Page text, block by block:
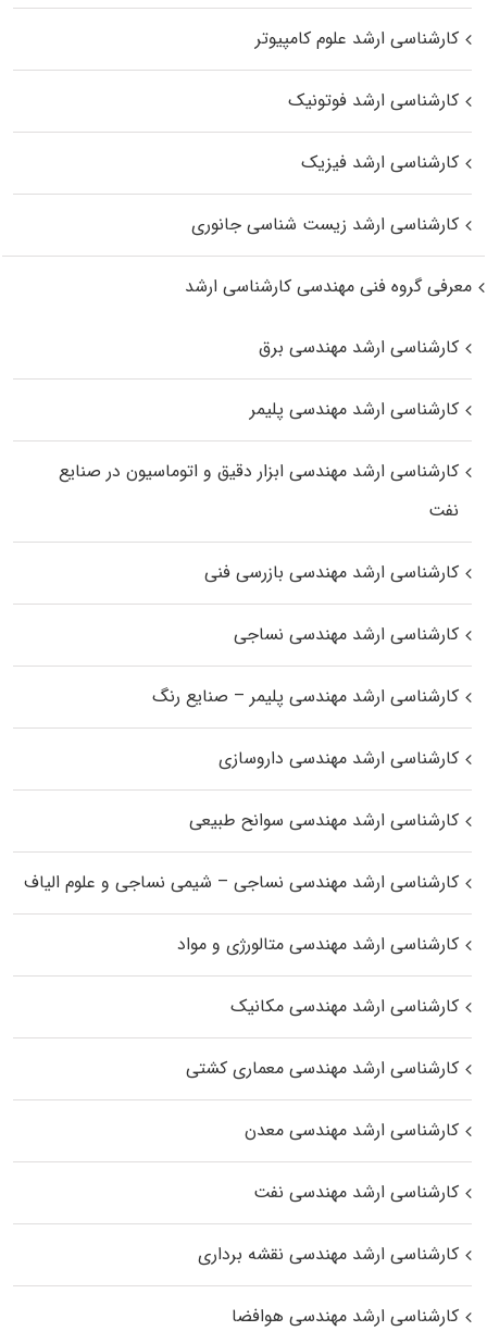
کارشناسی ارشد علوم کامپیوتر
کارشناسی ارشد فوتونیک
کارشناسی ارشد فیزیک
کارشناسی ارشد زیست‌ شناسی جانوری
معرفی گروه فنی مهندسی کارشناسی ارشد
کارشناسی ارشد مهندسی برق
کارشناسی ارشد مهندسی پلیمر
کارشناسی ارشد مهندسی ابزار دقیق و اتوماسیون در صنایع
نفت
کارشناسی ارشد مهندسی بازرسی فنی
کارشناسی ارشد مهندسی نساجی
کارشناسی ارشد مهندسی پلیمر – صنایع رنگ
کارشناسی ارشد مهندسی داروسازی
کارشناسی ارشد مهندسی سوانح طبیعی
کارشناسی ارشد مهندسی نساجی – شیمی نساجی و علوم الیاف
کارشناسی ارشد مهندسی متالورژی و مواد
کارشناسی ارشد مهندسی مکانیک
کارشناسی ارشد مهندسی معماری کشتی
کارشناسی ارشد مهندسی معدن
کارشناسی ارشد مهندسی نفت
کارشناسی ارشد مهندسی نقشه برداری
کارشناسی ارشد مهندسی هوافضا